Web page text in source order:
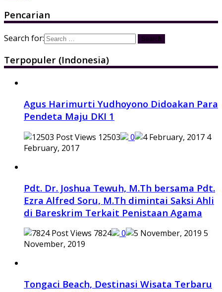
Pencarian
Search for:
Terpopuler (Indonesia)
Agus Harimurti Yudhoyono Didoakan Para
Pendeta Maju DKI 1
12503 0
4
February, 2017
Pdt. Dr. Joshua Tewuh, M.Th bersama Pdt.
Ezra Alfred Soru, M.Th dimintai Saksi Ahli
di Bareskrim Terkait Penistaan Agama
7824 0
5
November, 2019
Tongaci Beach, Destinasi Wisata Terbaru